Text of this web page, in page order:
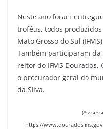
Neste ano foram
troféus, todos
Mato Grosso do Sul
Também participaram
reitor do IFMS Dourados,
o procurador geral do
da Silva.
https://